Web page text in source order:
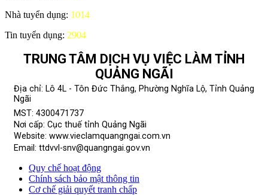
Nhà tuyển dụng: 1014
Tin tuyển dụng: 2904
TRUNG TÂM DỊCH VỤ VIỆC LÀM TỈNH
QUẢNG NGÃI
Địa chỉ: Lô 4L - Tôn Đức Thắng, Phường Nghĩa Lộ, Tỉnh Quảng
Ngãi
MST: 4300471737
Nơi cấp: Cục thuế tỉnh Quảng Ngãi
Website: www.vieclamquangngai.com.vn
Email: ttdvvl-snv@quangngai.gov.vn
Quy chế hoạt động
Chính sách bảo mật thông tin
Cơ chế giải quyết tranh chấp